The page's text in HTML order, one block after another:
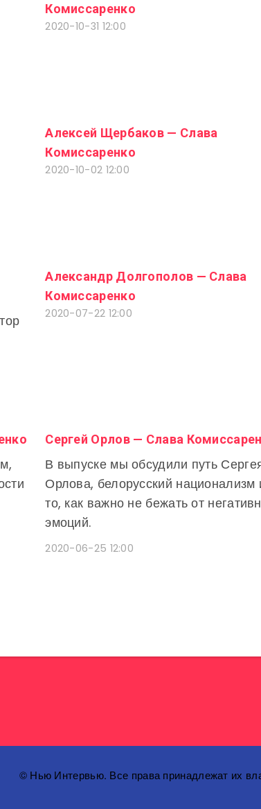
Сергей Орлов — Слава
В выпуске мы обсудили путь
Орлова, белорусский национализм
то, как важно не бежать от
эмоций.
2020-06-25 12:00
Александр Долгополов — Слава
Комиссаренко
2020-07-22 12:00
Алексей Щербаков — Слава
Комиссаренко
2020-10-02 12:00
Комиссаренко
2020-10-31 12:00
© Нью Интервью. Все права принадлежат их